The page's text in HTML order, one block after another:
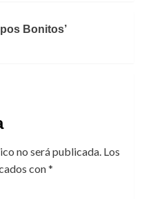
Bonitos’
no será publicada. Los
con*